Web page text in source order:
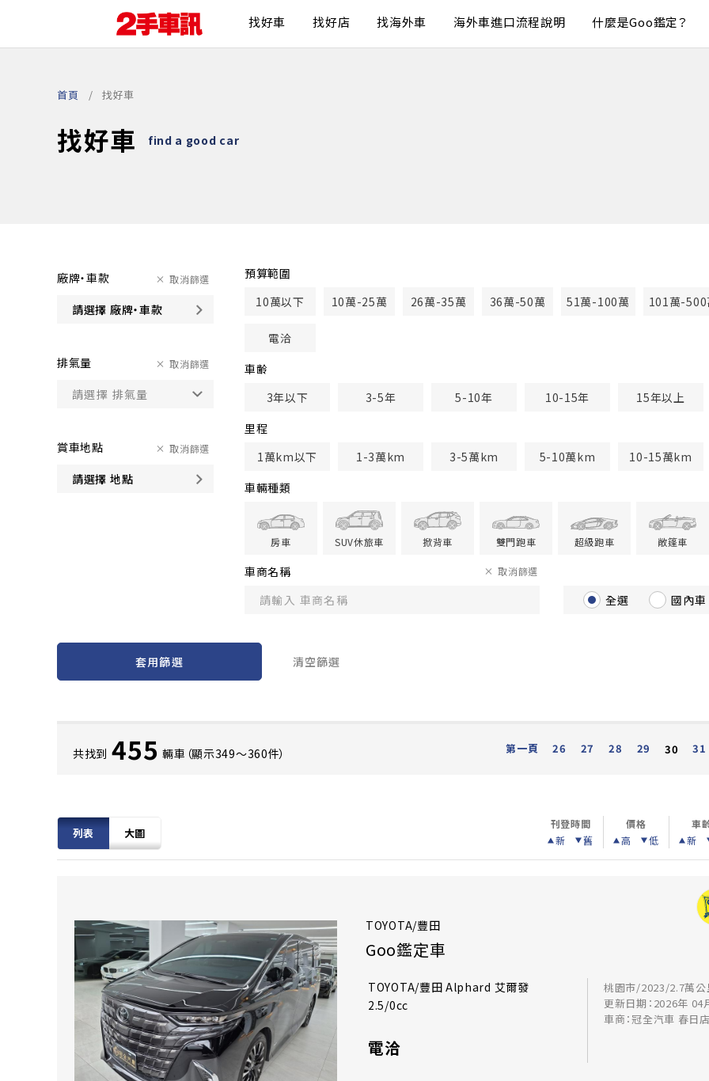
找好車 找好店 找海外車 海外車進口流程說明 什麼是Goo鑑定？
首頁 找好車
找好車 find a good car
廠牌・車款
請選擇 廠牌・車款
取消篩選
排氣量 取消篩選
賞車地點
請選擇 地點
取消篩選
預算範圍
10萬以下
10萬-25萬 26萬-35萬 36萬-50萬 51萬-100萬 101萬-500
電洽
車齢
3年以下
3-5年 5-10年 10-15年
15年以上
里程
1萬km以下
1-3萬km 3-5萬km 5-10萬km
10-15萬km
車輛種類
房車 SUV休旅車 掀背車 雙門跑車 超級跑車 敞篷車
車商名稱 取消篩選
全選 國內車
套用篩選 清空篩選
共找到 455 輛車（顯示349〜360件） 第一頁 26 27 28 29 30 31
列表 大圖
刊登時間
新
舊
價格
高
低
車
新
TOYOTA/豐田
Goo鑑定車
TOYOTA/豐田 Alphard 艾爾發
2.5/0cc
電洽
桃園市/2023/2.7萬公
更新日期：2026年 04
車商：冠全汽車 春日